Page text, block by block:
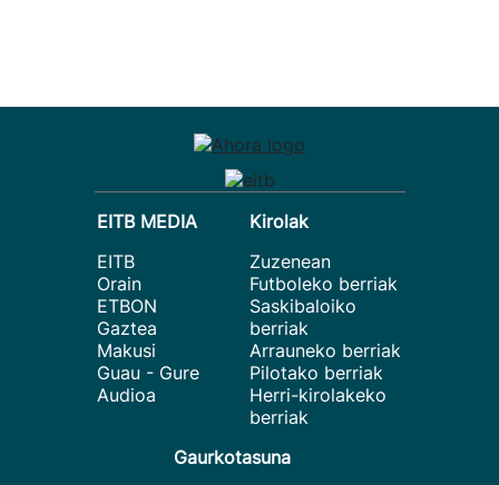
EITB MEDIA
EITB
Orain
ETBON
Gaztea
Makusi
Guau - Gure
Audioa
Kirolak
Zuzenean
Futboleko berriak
Saskibaloiko
berriak
Arrauneko berriak
Pilotako berriak
Herri-kirolakeko
berriak
Gaurkotasuna